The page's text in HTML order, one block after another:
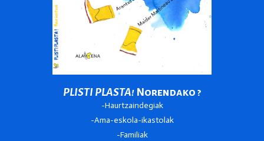
PLISTI PLASTA! Norendako ?
-Haurtzaindegiak
-Ama-eskola-ikastolak
-Familiak